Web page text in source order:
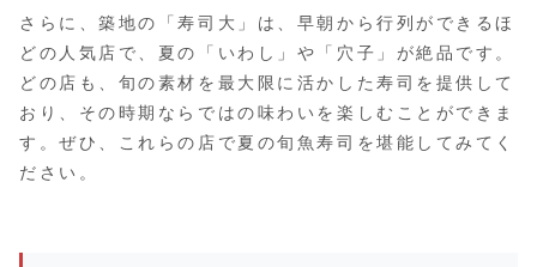
さらに、築地の「寿司大」は、早朝から行列ができるほ
どの人気店で、夏の「いわし」や「穴子」が絶品です。
どの店も、旬の素材を最大限に活かした寿司を提供して
おり、その時期ならではの味わいを楽しむことができま
す。ぜひ、これらの店で夏の旬魚寿司を堪能してみてく
ださい。